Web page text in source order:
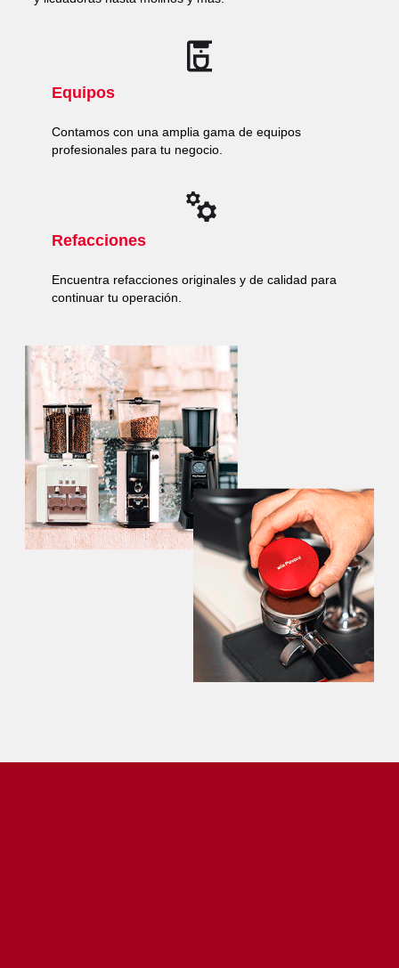
Equipos
Contamos con una amplia gama de equipos
profesionales para tu negocio.
Refacciones
Encuentra refacciones originales y de calidad para
continuar tu operación.